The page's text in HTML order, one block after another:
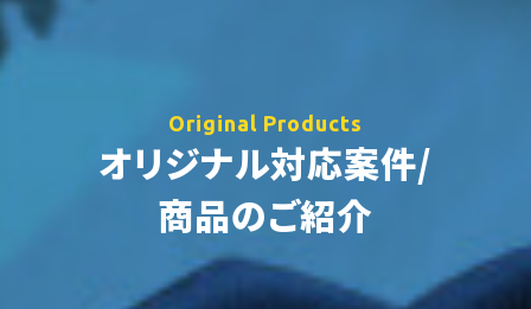
Original Products
オリジナル対応案件/
商品のご紹介